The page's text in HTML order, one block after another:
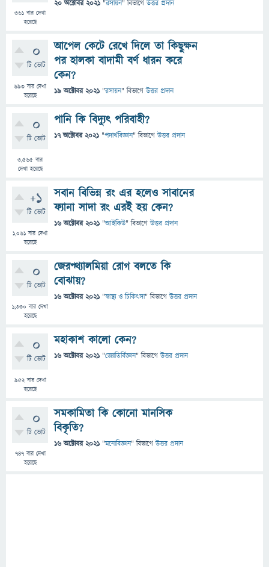
361 বার দেখা
হয়েছে
20 অক্টোবর 2021 "রসায়ন" বিভাগে উত্তর প্রদান
0
টি ভোট
693 বার দেখা
হয়েছে
আপেল কেটে রেখে দিলে তা কিছুক্ষন
পর হালকা বাদামী বর্ণ ধারন করে
কেন?
19 অক্টোবর 2021 "রসায়ন" বিভাগে উত্তর প্রদান
0
টি ভোট
3,565 বার
দেখা হয়েছে
পানি কি বিদ্যুৎ পরিবাহী?
17 অক্টোবর 2021 "পদার্থবিজ্ঞান" বিভাগে উত্তর প্রদান
+1
টি ভোট
1,061 বার দেখা
হয়েছে
সবান বিভিন্ন রং এর হলেও সাবানের
ফ্যানা সাদা রং এরই হয় কেন?
16 অক্টোবর 2021 "আইকিউ" বিভাগে উত্তর প্রদান
0
টি ভোট
1,330 বার দেখা
হয়েছে
জেরপ্থ্যালমিয়া রোগ বলতে কি
বোঝায়?
16 অক্টোবর 2021 "স্বাস্থ্য ও চিকিৎসা" বিভাগে উত্তর প্রদান
0
টি ভোট
952বার দেখা
হয়েছে
মহাকাশ কালো কেন?
16 অক্টোবর 2021 "জ্যোতির্বিজ্ঞান" বিভাগে উত্তর প্রদান
0
টি ভোট
747বার দেখা
হয়েছে
সমকামিতা কি কোনো মানসিক
বিকৃতি?
16 অক্টোবর 2021 "মনোবিজ্ঞান" বিভাগে উত্তর প্রদান